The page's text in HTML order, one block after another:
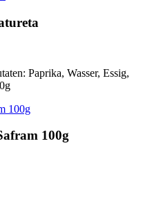
Paprika, Wasser, Essig,
100g